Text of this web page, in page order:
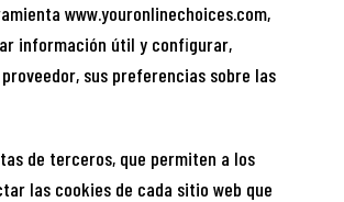
www.youronlinechoices.com,
información útil y configurar,
sus preferencias sobre las
de terceros, que permiten a los
las cookies de cada sitio web que